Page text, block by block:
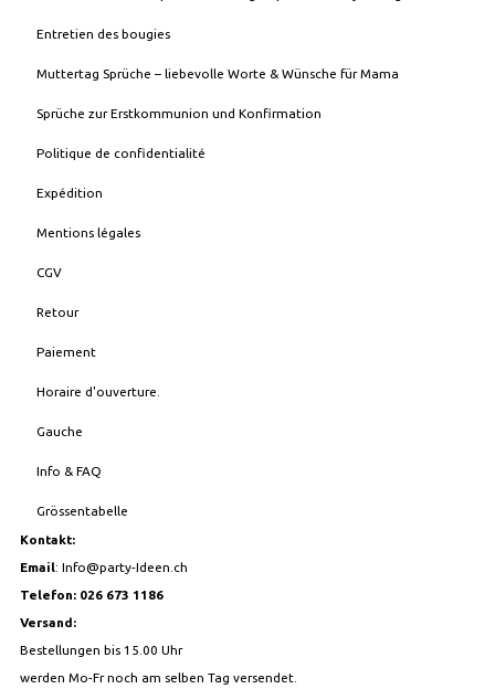
Entretien des bougies
Muttertag Sprüche – liebevolle Worte & Wünsche für Mama
Sprüche zur Erstkommunion und Konfirmation
Politique de confidentialité
Expédition
Mentions légales
CGV
Retour
Paiement
Horaire d'ouverture.
Gauche
Info & FAQ
Grössentabelle
Kontakt:
Email: Info@party-Ideen.ch
Telefon: 026 673 1186
Versand:
Bestellungen bis 15.00 Uhr
werden Mo-Fr noch am selben Tag versendet.